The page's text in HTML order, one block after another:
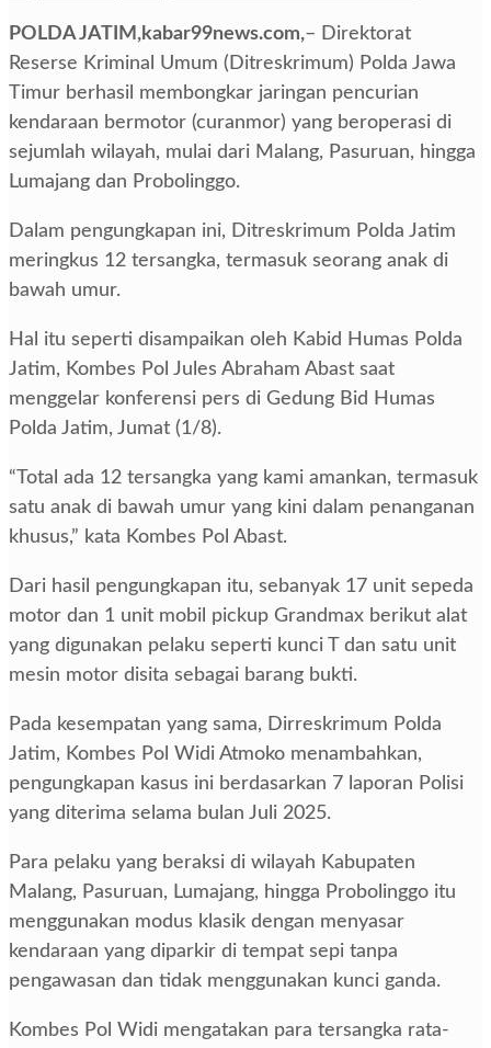
POLDA JATIM,kabar99news.com,– Direktorat
Reserse Kriminal Umum (Ditreskrimum) Polda Jawa
Timur berhasil membongkar jaringan pencurian
kendaraan bermotor (curanmor) yang beroperasi di
sejumlah wilayah, mulai dari Malang, Pasuruan, hingga
Lumajang dan Probolinggo.
Dalam pengungkapan ini, Ditreskrimum Polda Jatim
meringkus 12 tersangka, termasuk seorang anak di
bawah umur.
Hal itu seperti disampaikan oleh Kabid Humas Polda
Jatim, Kombes Pol Jules Abraham Abast saat
menggelar konferensi pers di Gedung Bid Humas
Polda Jatim, Jumat (1/8).
“Total ada 12 tersangka yang kami amankan, termasuk
satu anak di bawah umur yang kini dalam penanganan
khusus,” kata Kombes Pol Abast.
Dari hasil pengungkapan itu, sebanyak 17 unit sepeda
motor dan 1 unit mobil pickup Grandmax berikut alat
yang digunakan pelaku seperti kunci T dan satu unit
mesin motor disita sebagai barang bukti.
Pada kesempatan yang sama, Dirreskrimum Polda
Jatim, Kombes Pol Widi Atmoko menambahkan,
pengungkapan kasus ini berdasarkan 7 laporan Polisi
yang diterima selama bulan Juli 2025.
Para pelaku yang beraksi di wilayah Kabupaten
Malang, Pasuruan, Lumajang, hingga Probolinggo itu
menggunakan modus klasik dengan menyasar
kendaraan yang diparkir di tempat sepi tanpa
pengawasan dan tidak menggunakan kunci ganda.
Kombes Pol Widi mengatakan para tersangka rata-